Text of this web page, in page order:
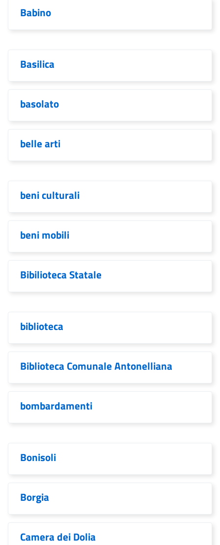
Babino
Basilica
basolato
belle arti
beni culturali
beni mobili
Bibilioteca Statale
biblioteca
Biblioteca Comunale Antonelliana
bombardamenti
Bonisoli
Borgia
Camera dei Dolia